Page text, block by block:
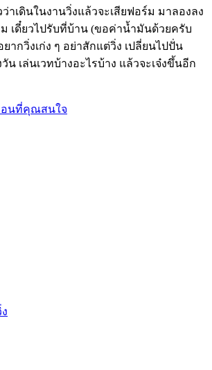
าเดินในงานวิ่งแล้วจะเสียฟอร์ม มาลองลง
เดี๋ยวไปรับที่บ้าน (ขอค่าน้ำมันด้วยครับ
ยากวิ่งเก่ง ๆ อย่าสักแต่วิ่ง เปลี่ยนไปปั่น
น เล่นเวทบ้างอะไรบ้าง แล้วจะเจ๋งขึ้นอีก
อนที่คุณสนใจ